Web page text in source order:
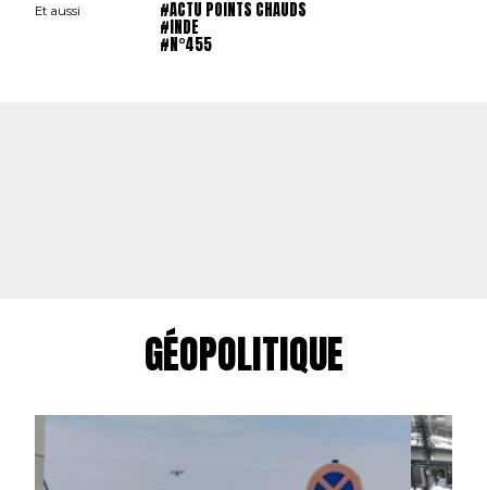
Et aussi #ACTU POINTS CHAUDS
#INDE
#N°455
GÉOPOLITIQUE